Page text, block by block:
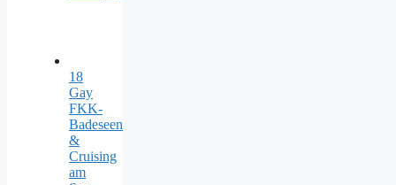
18
Gay
FKK-
Badeseen
&
Cruising
am